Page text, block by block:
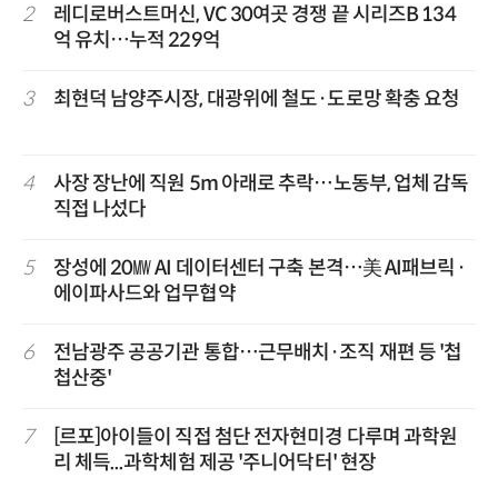
2
레디로버스트머신, VC 30여곳 경쟁 끝 시리즈B 134
억 유치…누적 229억
3 최현덕 남양주시장, 대광위에 철도·도로망 확충 요청
4
사장 장난에 직원 5m 아래로 추락…노동부, 업체 감독
직접 나섰다
5
장성에 20㎿ AI 데이터센터 구축 본격…美 AI패브릭·
에이파사드와 업무협약
6
전남광주 공공기관 통합…근무배치·조직 재편 등 '첩
첩산중'
7
[르포]아이들이 직접 첨단 전자현미경 다루며 과학원
리 체득...과학체험 제공 '주니어닥터' 현장